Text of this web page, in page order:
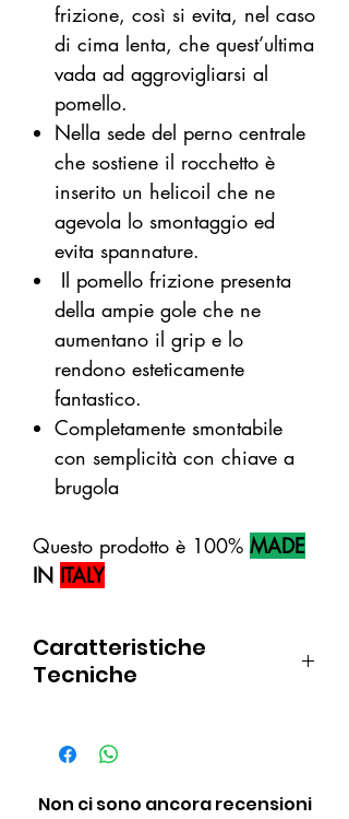
frizione, così si evita, nel caso
di cima lenta, che quest’ultima
vada ad aggrovigliarsi al
pomello.
Nella sede del perno centrale
che sostiene il rocchetto è
inserito un helicoil che ne
agevola lo smontaggio ed
evita spannature.
Il pomello frizione presenta
della ampie gole che ne
aumentano il grip e lo
rendono esteticamente
fantastico.
Completamente smontabile
con semplicità con chiave a
brugola
Questo prodotto è 100% MADE
IN ITALY
Caratteristiche
Tecniche
Altezza tamburo 68 mm
Non ci sono ancora recensioni